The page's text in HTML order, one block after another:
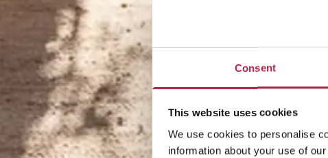
Consent
This website uses cookies
We use cookies to personalise
information about your use of